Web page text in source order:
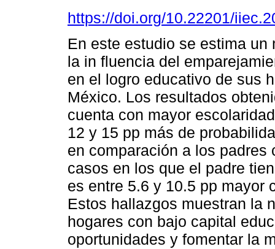
https://doi.org/10.22201/
En este estudio se estima
la in fluencia del
en el logro educativo de sus
México. Los resultados
cuenta con mayor
12 y 15 pp más de
en comparación a los
casos en los que el padre
es entre 5.6 y 10.5 pp mayor
Estos hallazgos muestran la
hogares con bajo capital
oportunidades y fomentar la